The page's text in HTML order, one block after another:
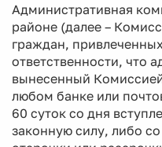
Административная
районе (далее –
граждан,
ответственности, что
вынесенный
любом банке или
60 суток со дня
законную силу, либо